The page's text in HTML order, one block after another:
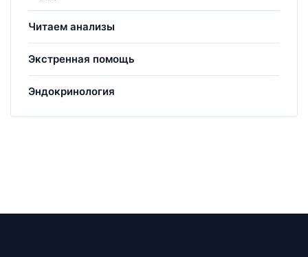
Читаем анализы
Экстренная помощь
Эндокринология